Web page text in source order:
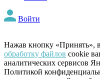
Войти
Нажав кнопку «Принять»,
обработку файлов cookie
аналитических сервисов
Политикой